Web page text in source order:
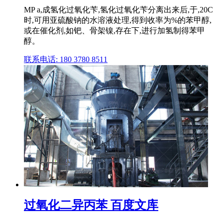
MP a,成氢化过氧化苄,氢化过氧化苄分离出来后,于,20C
时,可用亚硫酸钠的水溶液处理,得到收率为%的苯甲醇,
或在催化剂,如钯、骨架镍,存在下,进行加氢制得苯甲
醇。
联系电话: 180 3780 8511
过氧化二异丙苯 百度文库